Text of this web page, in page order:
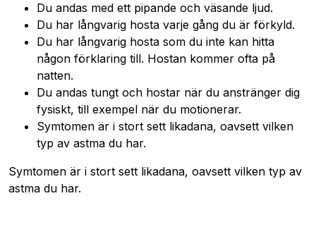
Du andas med ett pipande och väsande ljud.
Du har långvarig hosta varje gång du är förkyld.
Du har långvarig hosta som du inte kan hitta
någon förklaring till. Hostan kommer ofta på
natten.
Du andas tungt och hostar när du anstränger dig
fysiskt, till exempel när du motionerar.
Symtomen är i stort sett likadana, oavsett vilken
typ av astma du har.
Symtomen är i stort sett likadana, oavsett vilken typ av
astma du har.